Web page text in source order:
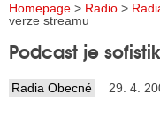
INTERNET
TISK
Homepage > Radio >
verze streamu
Podcast je
Radia Obecné 29. 4.